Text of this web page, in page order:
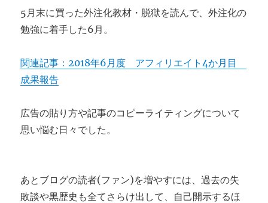
5月末に買った外注化教材・脱獄を読んで、外注化の
勉強に着手した6月。
関連記事：2018年6月度 アフィリエイト4か月目
成果報告
広告の貼り方や記事のコピーライティングについて
思い悩む日々でした。
あとブログの読者(ファン)を増やすには、過去の失
敗談や黒歴史も全てさらけ出して、自己開示するほ